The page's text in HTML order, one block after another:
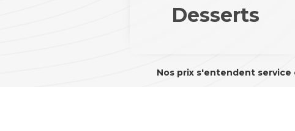
Desserts
Nos prix s'entendent service